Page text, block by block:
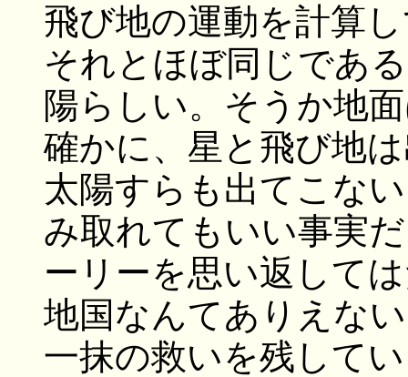
飛び地の運動を計算
それとほぼ同じであ
陽らしい。そうか地
確かに、星と飛び地
太陽すらも出てこな
み取れてもいい事実
ーリーを思い返して
地国なんてありえな
一抹の救いを残して